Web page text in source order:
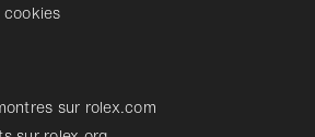
sur rolex.com